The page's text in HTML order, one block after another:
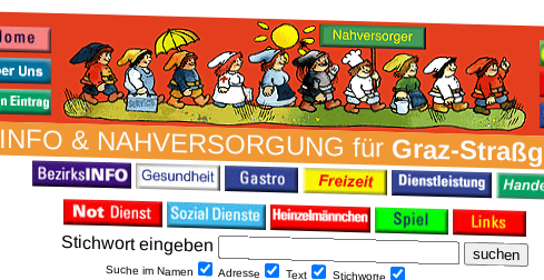
INFO & NAH­VER­SORG­UNG fürGraz-
Stich­wort ein­geben
Suche im Namen Adresse Text Stich­worte